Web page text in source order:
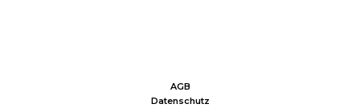
AGB
Datenschutz